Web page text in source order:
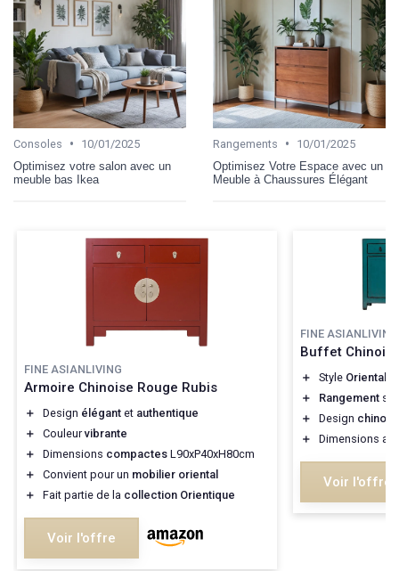
Consoles •
10/01/2025
Optimisez votre salon avec un
meuble bas Ikea
Rangements •
10/01/2025
Optimisez Votre Espace avec un
Meuble à Chaussures Élégant
FINE ASIANLIVING
Armoire Chinoise Rouge Rubis
＋ Design élégant et authentique
＋
Couleurvibrante
＋
Dimensions compactes L90xP40xH80cm
＋
Convient pour un mobilier oriental
＋
Fait partie de la collection Orientique
Voir l'offre
FINE ASIANLIVING
Buffet Chinois
＋ Style Oriental
＋
Rangement
＋
Design chinois
＋
Dimensions
Voir l'offre